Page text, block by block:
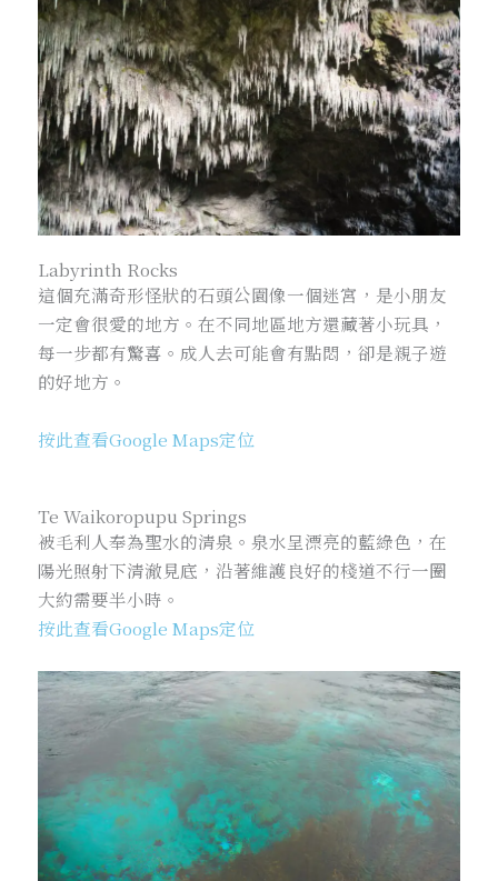
Labyrinth Rocks
這個充滿奇形怪狀的石頭公園像一個迷宮，是小朋友
一定會很愛的地方。在不同地區地方還藏著小玩具，
每一步都有驚喜。成人去可能會有點悶，卻是親子遊
的好地方。
按此查看Google Maps定位
Te Waikoropupu Springs
被毛利人奉為聖水的清泉。泉水呈漂亮的藍綠色，在
陽光照射下清澈見底，沿著維護良好的棧道不行一圈
大約需要半小時。
按此查看Google Maps定位